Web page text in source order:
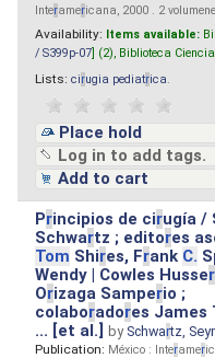
Interamericana, 2000 . 2
Availability: Items available:
/ S399p-07 ] (2), Biblioteca
Lists: cirugia pediatrica
Place hold
Log in to add tags.
Add to cart
Principios de cirugía /
Schwartz ; editores
Tom Shires, Frank C.
Wendy | Cowles Husser
Orizaga Samperio ;
colaboradores James
... [et al.]by Schwartz,
Publication: México : Interamer